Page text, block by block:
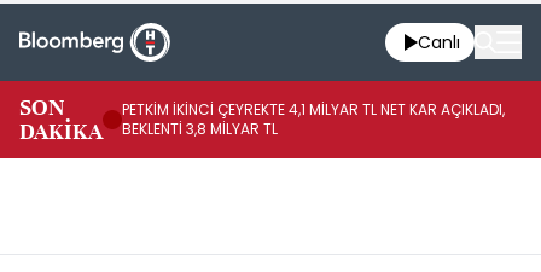
Canlı
SON
DAKİKA
PETKİM İKİNCİ ÇEYREKTE 4,1 MİLYAR TL NET KAR AÇIKLADI,
BEKLENTİ 3,8 MİLYAR TL